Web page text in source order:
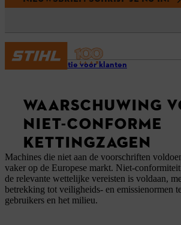
Informatie voor klanten
WAARSCHUWING
NIET-CONFORME
KETTINGZAGEN
Machines die niet aan de voorschriften
vaker op de Europese markt. Niet-
de relevante wettelijke vereisten is voldaan,
betrekking tot veiligheids- en emissienormen
gebruikers en het milieu.